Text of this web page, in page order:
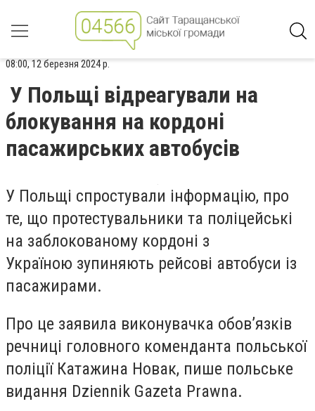
08:00, 12 березня 2024 р.
У Польщі відреагували на
блокування на кордоні
пасажирських автобусів
У Польщі спростували інформацію, про
те, що протестувальники та поліцейські
на заблокованому кордоні з
Україною зупиняють рейсові автобуси із
пасажирами.
Про це заявила виконувачка обов’язків
речниці головного коменданта польської
поліції Катажина Новак, пише польське
видання Dziennik Gazeta Prawna.